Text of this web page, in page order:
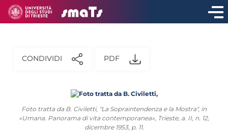
CONDIVIDI PDF
Foto tratta da B. Civiletti, "La Sopraintendenza e la Mostra", in
«Umana. Panorama di vita contemporanea», Trieste, a. II, n. 12,
dicembre 1953, p. 11.